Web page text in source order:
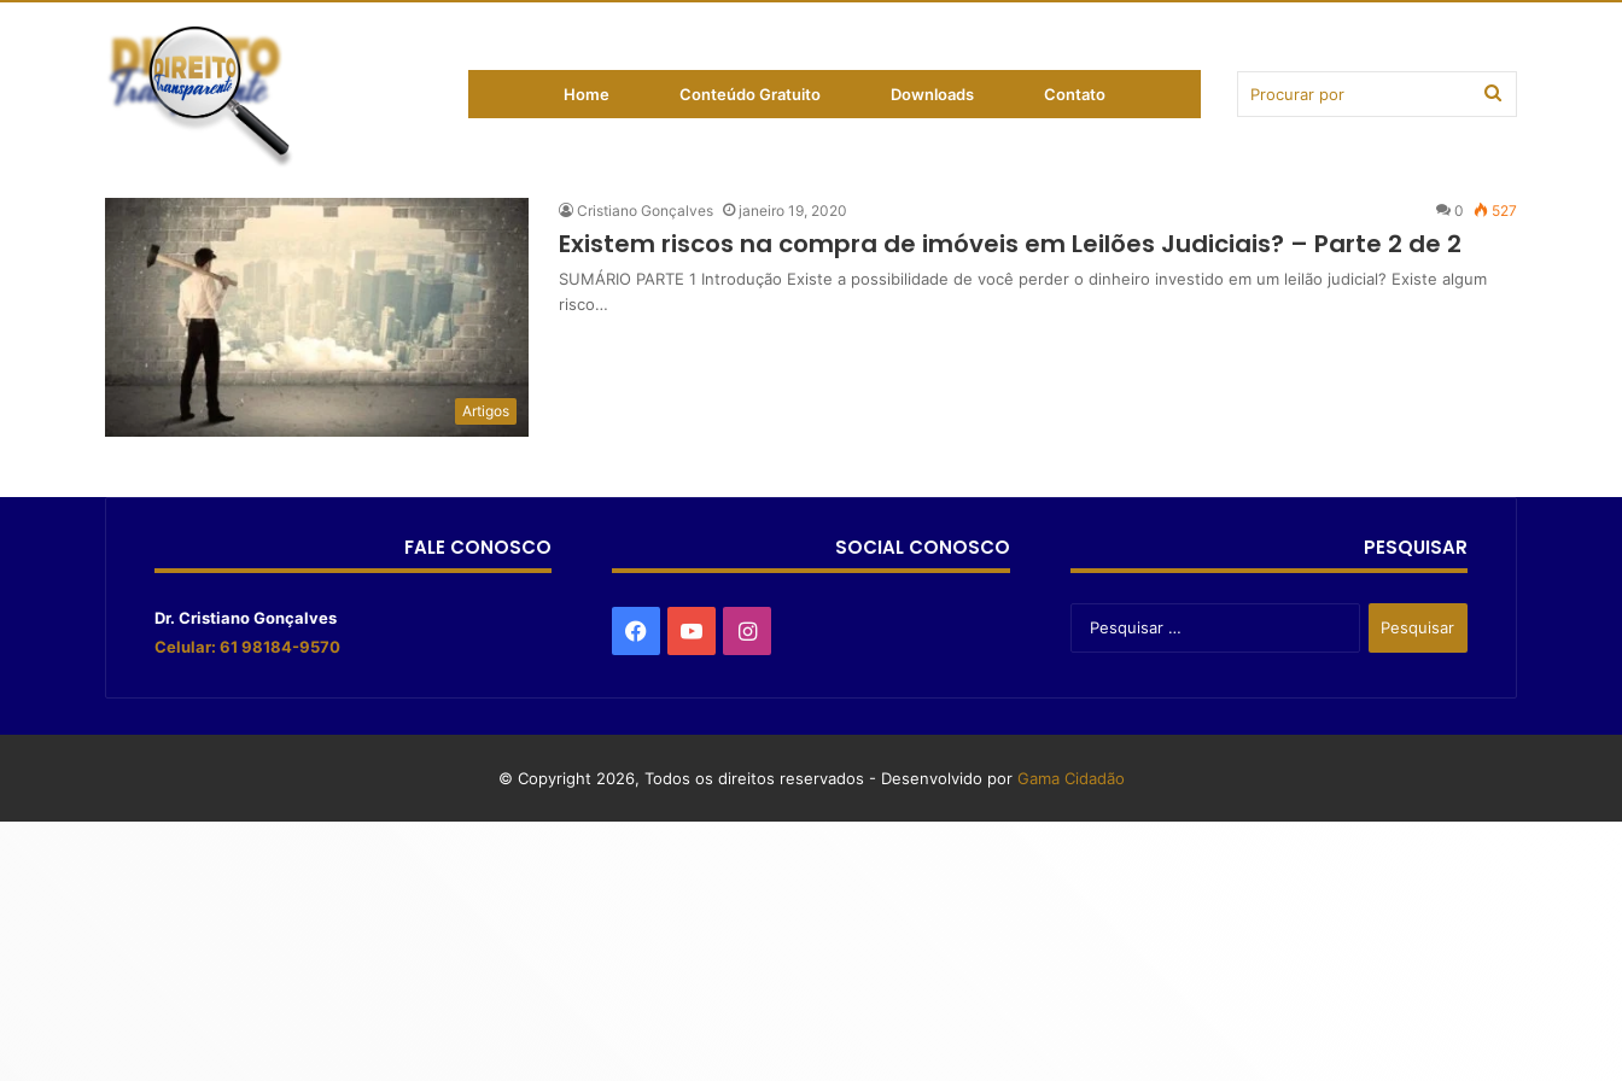
Home Conteúdo Gratuito Downloads Contato
Artigos
Cristiano Gonçalves janeiro 19, 2020 0 527
Existem riscos na compra de imóveis em Leilões Judiciais? – Parte 2 de 2
SUMÁRIO PARTE 1 Introdução Existe a possibilidade de você perder o dinheiro investido em um leilão judicial? Existe algum
risco…
FALE CONOSCO
Dr. Cristiano Gonçalves
Celular: 61 98184-9570
SOCIAL CONOSCO PESQUISAR
© Copyright 2026, Todos os direitos reservados - Desenvolvido por Gama Cidadão